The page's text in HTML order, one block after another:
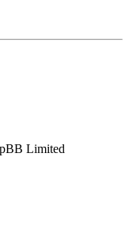
Limited